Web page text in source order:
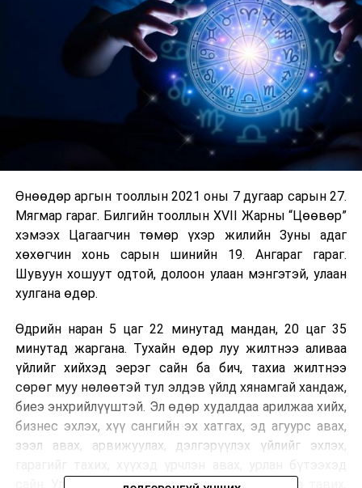
Өнөөдөр аргын тооллын 2021 оны 7 дугаар сарын 27.
Мягмар гараг. Билгийн тооллын XVII Жарны “Цөөвөр”
хэмээх Цагаагчин төмөр үхэр жилийн Зуны адаг
хөхөгчин хонь сарын шинийн 19. Ангараг гараг.
Шувуун хошуут одтой, долоон улаан мэнгэтэй, улаан
хулгана өдөр.
Өдрийн наран 5 цаг 22 минутад мандан, 20 цаг 35
минутад жаргана. Тухайн өдөр луу жилтнээ аливаа
үйлийг хийхэд эерэг сайн ба бич, тахиа жилтнээ
сөрөг муу нөлөөтэй тул элдэв үйлд хянамгай хандаж,
биеэ энхрийлүүштэй. Эл өдөр худалдаа арилжаа хийх,
бизнес эхлэх, хүү сангийн эх хатгах, эд агуурс авах,
зээл авах, арвижуулах, дэлгэрүүлэх үйлийг эхлэх,
сайн. Улаа гаргах, хиншүү хярвас гаргах, төлгө тавих,